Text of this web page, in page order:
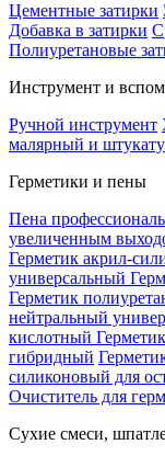
Цементные затирки
Добавка в затирки
Полиуретановые
Инструмент и
Ручной инструмент
малярный и
Герметики и пены
Пена
увеличенным
Герметик акрил-
универсальный
Герметик
нейтральный
кислотный
гибридный
силиконовый для
Очиститель для
Сухие смеси,